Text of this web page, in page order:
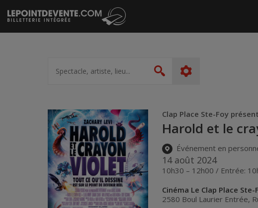
Passer
au
contenu
artiste,
lieu...
Rechercher
Clap Place Ste-Foy
Harold et le
Événement en
14 août 2024
10h30 – 12h00 / Entrée:
Cinéma Le Clap Place Ste-
2580 Boul Laurier Entrée,